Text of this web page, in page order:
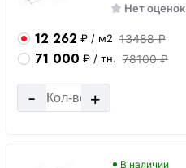
Нет оценок
12 262 ₽ / м2 13488 ₽
71 000 ₽ / тн. 78100 ₽
- +
В наличии